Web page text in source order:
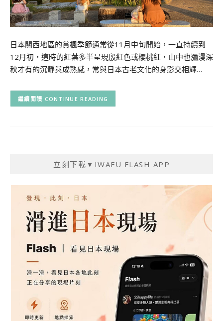
日本關西地區的賞楓季節通常從11月中旬開始，一直持續到
12月初，這時的紅葉多半呈現殷紅色或櫻桃紅，山中也瀰漫深
秋才有的沉靜與成熟感，常與日本古老文化的身影交相輝…
CONTINUE READING
立刻下載▼IWAFU FLASH APP